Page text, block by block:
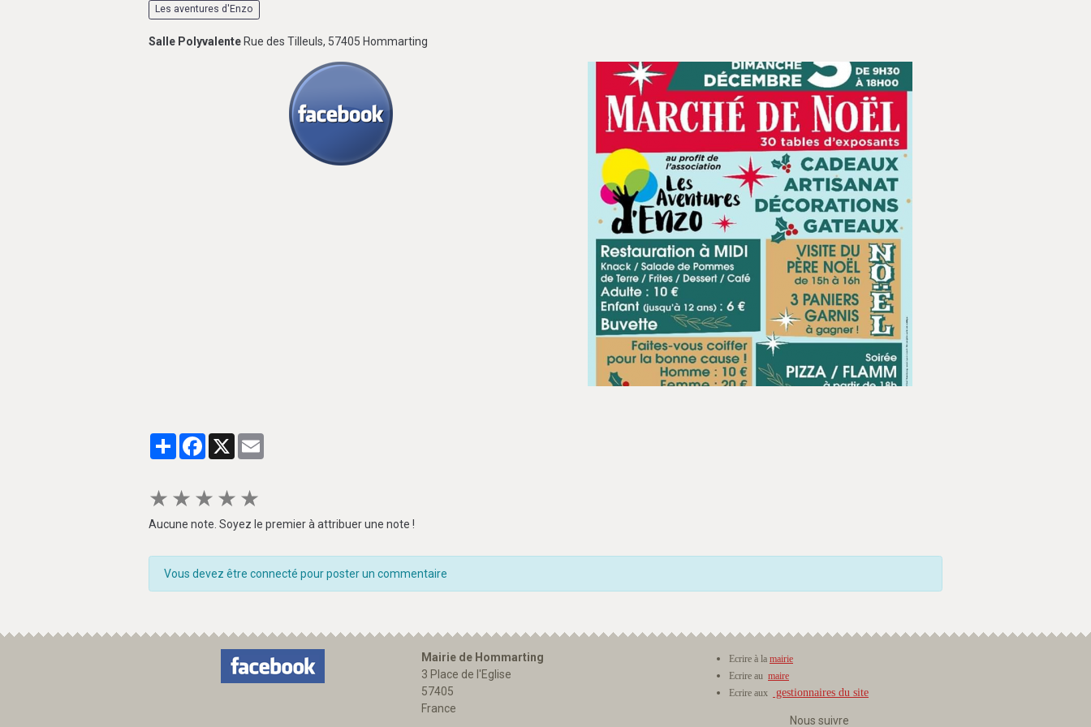
Les aventures d'Enzo
Salle Polyvalente Rue des Tilleuls, 57405 Hommarting
PartagerFacebook
X
★ ★ ★ ★ ★
Aucune note. Soyez le premier à attribuer une note !
Vous devez être connecté pour poster un commentaire
Mairie de Hommarting
3 Place de l'Eglise
57405
France
Ecrire à la mairie
Ecrire au maire
Ecrire aux
gestionnaires du site
Nous suivre